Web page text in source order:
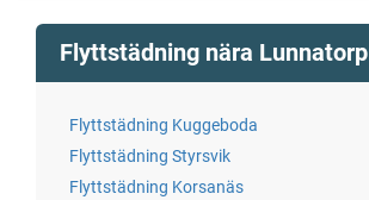
Flyttstädning nära Lunnatorp
Flyttstädning Kuggeboda
Flyttstädning Styrsvik
Flyttstädning Korsanäs